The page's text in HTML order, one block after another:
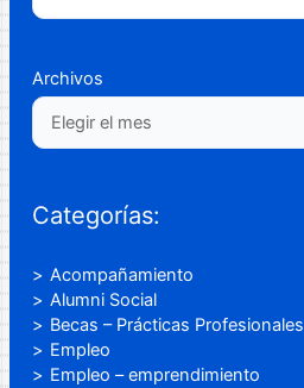
Archivos
Categorías:
Acompañamiento
Alumni Social
Becas – Prácticas Profesionales
Empleo
Empleo – emprendimiento